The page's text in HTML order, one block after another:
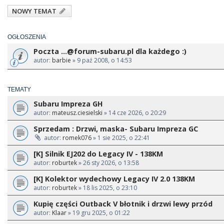
NOWY TEMAT
OGŁOSZENIA
Poczta ...@forum-subaru.pl dla każdego :)
autor: barbie » 9 paź 2008, o 14:53
TEMATY
Subaru Impreza GH
autor: mateusz.ciesielski » 14 cze 2026, o 20:29
Sprzedam : Drzwi, maska- Subaru Impreza GC
autor: romek076» 1 sie 2025, o 22:41
[K] Silnik EJ202 do Legacy IV - 138KM
autor: roburtek» 26 sty 2026, o 13:58
[K] Kolektor wydechowy Legacy IV 2.0 138KM
autor: roburtek» 18 lis 2025, o 23:10
Kupię części Outback V błotnik i drzwi lewy przód
autor: Klaar» 19 gru 2025, o 01:22